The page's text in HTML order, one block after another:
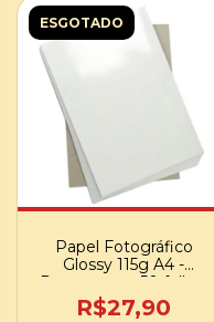
ESGOTADO
Papel Fotográfico
Glossy 115g A4 -
Pacote com 50 folhas
R$27,90